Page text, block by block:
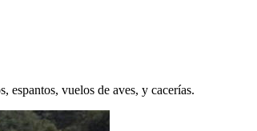
espantos, vuelos de aves, y cacerías.